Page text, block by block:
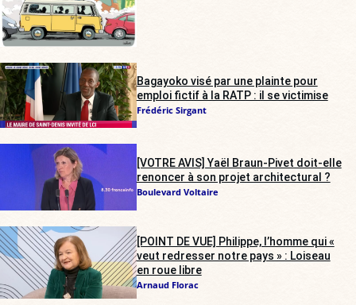
Bagayoko visé par une plainte pour
emploi fictif à la RATP : il se victimise
Frédéric Sirgant
[VOTRE AVIS] Yaël Braun-Pivet doit-elle
renoncer à son projet architectural ?
Boulevard Voltaire
[POINT DE VUE] Philippe, l’homme qui «
veut redresser notre pays » : Loiseau
en roue libre
Arnaud Florac